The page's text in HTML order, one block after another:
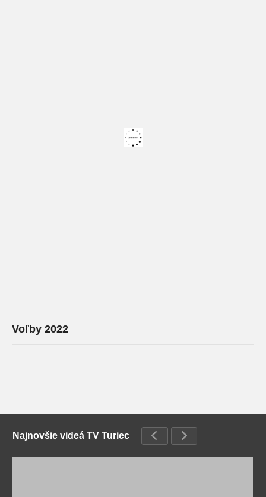
Voľby 2022
Najnovšie videá TV Turiec